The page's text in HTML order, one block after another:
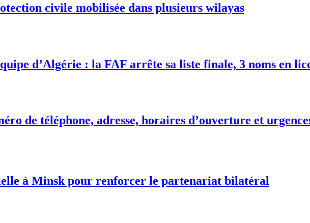
civile mobilisée dans plusieurs wilayas
d’Algérie : la FAF arrête sa liste finale, 3 noms en
de téléphone, adresse, horaires d’ouverture et
à Minsk pour renforcer le partenariat bilatéral